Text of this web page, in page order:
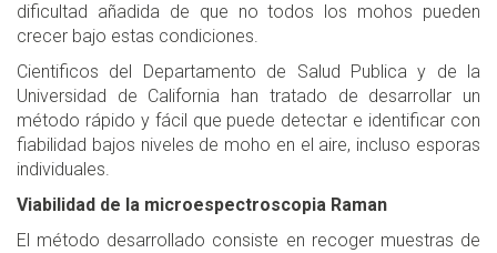
dificultad añadida de que no todos los mohos pueden
crecer bajo estas condiciones.
Cientificos del Departamento de Salud Publica y de la
Universidad de California han tratado de desarrollar un
método rápido y fácil que puede detectar e identificar con
fiabilidad bajos niveles de moho en el aire, incluso esporas
individuales.
Viabilidad de la microespectroscopia Raman
El método desarrollado consiste en recoger muestras de